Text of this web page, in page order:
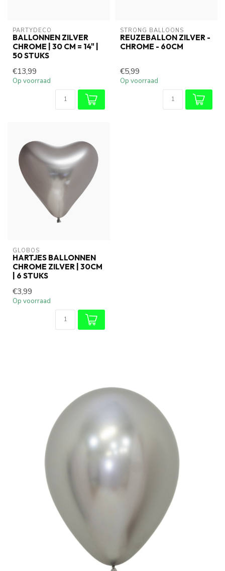
PARTYDECO
BALLONNEN ZILVER
CHROME | 30 CM = 14" |
50 STUKS
€13,99
Op voorraad
STRONG BALLOONS
REUZEBALLON ZILVER -
CHROME - 60CM
€5,99
Op voorraad
GLOBOS
HARTJES BALLONNEN
CHROME ZILVER | 30CM
| 6 STUKS
€3,99
Op voorraad